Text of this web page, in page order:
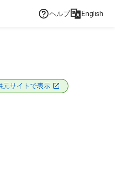
ヘルプ English
元サイトで表示